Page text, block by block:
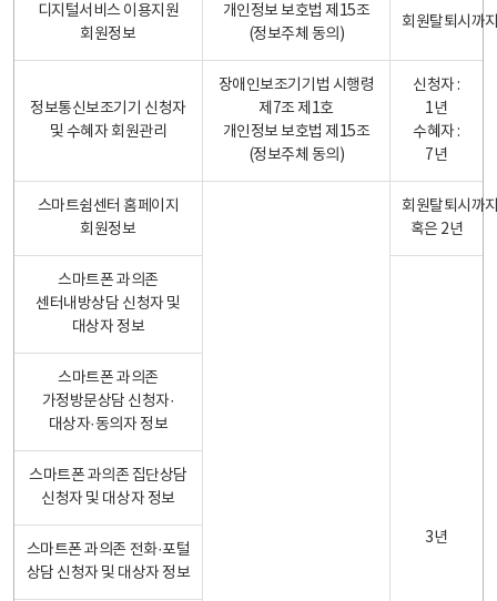
디지털서비스 이용지원
회원정보
개인정보 보호법 제15조
(정보주체 동의)
회원탈퇴시까
정보통신보조기기 신청자
및 수혜자 회원관리
장애인보조기기법 시행령
제7조 제1호
개인정보 보호법 제15조
(정보주체 동의)
신청자 :
1년
수혜자 :
7년
스마트쉼센터 홈페이지
회원정보
회원탈퇴시까
혹은 2년
스마트폰 과의존
센터내방상담 신청자 및
대상자 정보
3년
스마트폰 과의존
가정방문상담 신청자·
대상자·동의자 정보
스마트폰 과의존 집단상담
신청자 및 대상자 정보
스마트폰 과의존 전화·포털
상담 신청자 및 대상자 정보